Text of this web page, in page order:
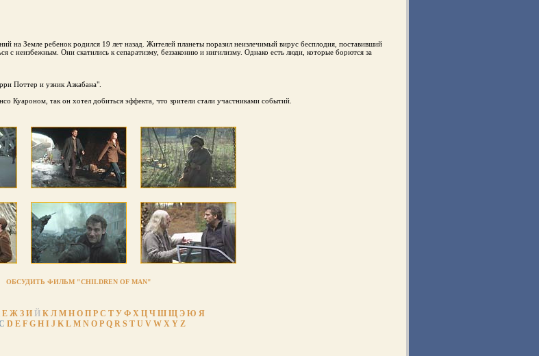
на Земле ребенок родился 19 лет назад. Жителей планеты поразил неизлечимый вирус бесплодия, поставивший
с неизбежным. Они скатились к сепаратизму, беззаконию и нигилизму. Однако есть люди, которые борются за
Поттер и узник Азкабана".
так он хотел добиться эффекта, что зрители стали участниками coбытий.
ОБСУДИТЬ ФИЛЬМ "CHILDREN OF MAN"
Е Ж З И Й К Л М Н О П Р С Т У Ф Х Ц Ч Ш Щ Э Ю Я
D E F G H I J K L M N O P Q R S T U V W X Y Z